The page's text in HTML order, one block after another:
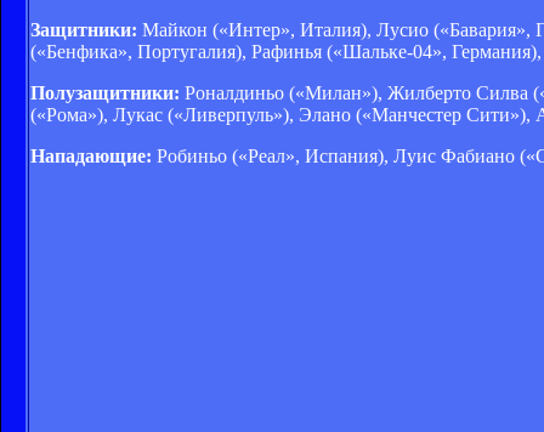
Защитники: Майкон («Интер», Италия), Лусио («Бавария»,
(«Бенфика», Португалия), Рафинья («Шальке-04»,
Полузащитники: Роналдиньо («Милан»), Жилберто Силва
(«Рома»), Лукас («Ливерпуль»), Элано («Манчестер
Нападающие: Робиньо («Реал», Испания), Луис Фабиано